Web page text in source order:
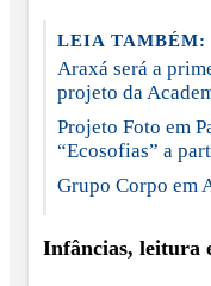
LEIA TAMBÉM:
Araxá será a
projeto da
Projeto Foto em
“Ecosofias” a
Grupo Corpo em
Infâncias, leitura